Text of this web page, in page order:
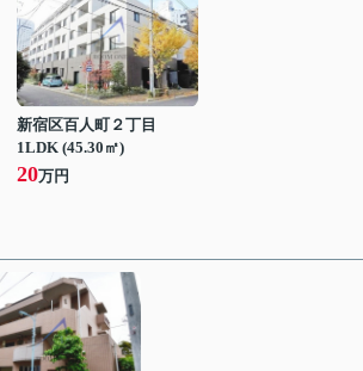
新宿区百人町２丁目
1LDK (45.30㎡)
20万円